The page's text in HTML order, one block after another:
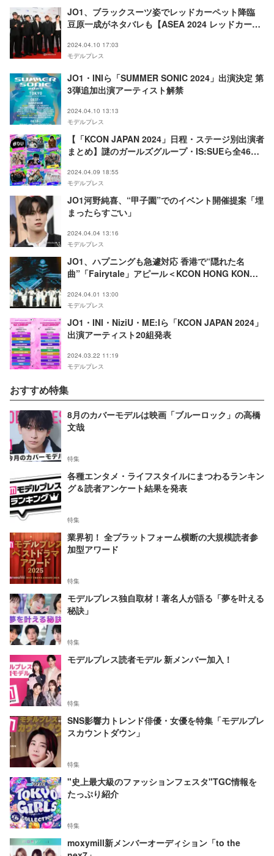
JO1、ブラックスーツ姿でレッドカーペット降臨
豆原一成がネタバレも【ASEA 2024 レッドカーペ
2024.04.10 17:03
モデルプレス
JO1・INIら「SUMMER SONIC 2024」出演決定 第
3弾追加出演アーティスト解禁
2024.04.10 13:13
モデルプレス
【「KCON JAPAN 2024」日程・ステージ別出演者
まとめ】謎のガールズグループ・IS:SUEら全46ア
2024.04.09 18:55
モデルプレス
JO1河野純喜、“甲子園”でのイベント開催提案「埋
まったらすごい」
2024.04.04 13:16
モデルプレス
JO1、ハプニングも急遽対応 香港で“隠れた名
曲”「Fairytale」アピール＜KCON HONG KONG
2024.04.01 13:00
モデルプレス
JO1・INI・NiziU・ME:Iら「KCON JAPAN 2024」
出演アーティスト20組発表
2024.03.22 11:19
モデルプレス
おすすめ特集
8月のカバーモデルは映画「ブルーロック」の高橋
文哉
特集
各種エンタメ・ライフスタイルにまつわるランキン
グ＆読者アンケート結果を発表
特集
業界初！ 全プラットフォーム横断の大規模読者参
加型アワード
特集
モデルプレス独自取材！著名人が語る「夢を叶える
秘訣」
特集
モデルプレス読者モデル 新メンバー加入！
特集
SNS影響力トレンド俳優・女優を特集「モデルプレ
スカウントダウン」
特集
"史上最大級のファッションフェスタ"TGC情報を
たっぷり紹介
特集
moxymill新メンバーオーディション「to the